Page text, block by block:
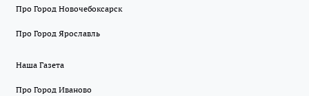
Про Город Новочебоксарск
Про Город Ярославль
Наша Газета
Про Город Иваново